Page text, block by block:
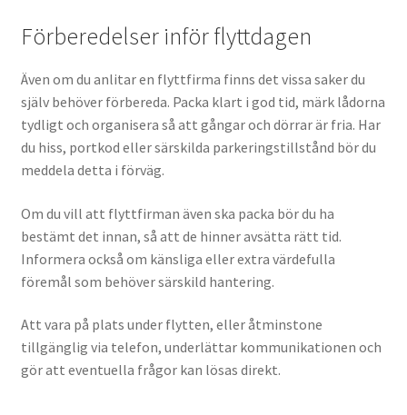
Förberedelser inför flyttdagen
Även om du anlitar en flyttfirma finns det vissa saker du
själv behöver förbereda. Packa klart i god tid, märk lådorna
tydligt och organisera så att gångar och dörrar är fria. Har
du hiss, portkod eller särskilda parkeringstillstånd bör du
meddela detta i förväg.
Om du vill att flyttfirman även ska packa bör du ha
bestämt det innan, så att de hinner avsätta rätt tid.
Informera också om känsliga eller extra värdefulla
föremål som behöver särskild hantering.
Att vara på plats under flytten, eller åtminstone
tillgänglig via telefon, underlättar kommunikationen och
gör att eventuella frågor kan lösas direkt.